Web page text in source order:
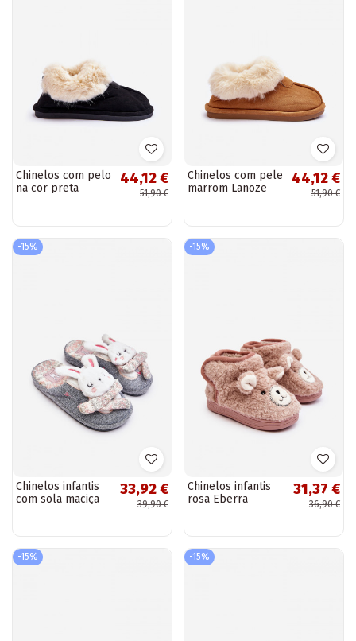
Chinelos com pelo
na cor preta
44,12 €
51,90 €
Chinelos com pele
marrom Lanoze
44,12 €
51,90 €
-15%
Chinelos infantis
com sola maciça
33,92 €
39,90 €
-15%
Chinelos infantis
rosa Eberra
31,37 €
36,90 €
-15% -15%